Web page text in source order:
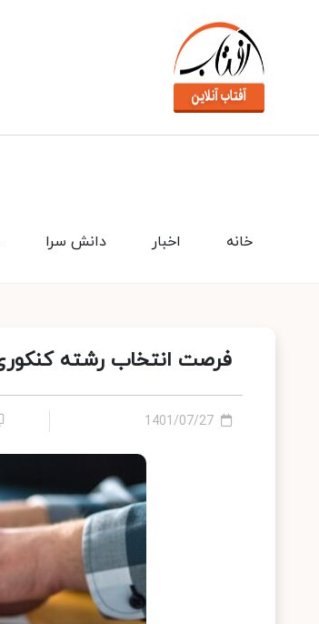
دانش سرا اخبار خانه
فرصت انتخاب رشته
1401/07/27